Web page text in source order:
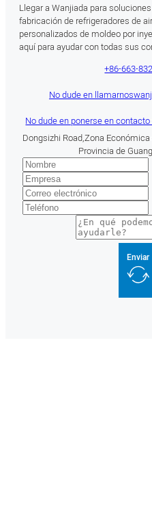
Llegar a Wanjiada para
fabricación de refrigeradores de
personalizados de moldeo por
aquí para ayudar con todas sus
+86-663-
No dude en llamarnos
No dude en ponerse en
Dongsizhi Road,Zona
Provincia de
Enviar